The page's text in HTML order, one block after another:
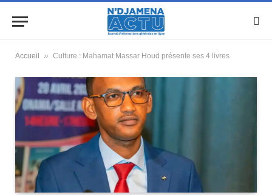
Accueil » Culture : Mahamat Massar Houd présente ses 4 livres